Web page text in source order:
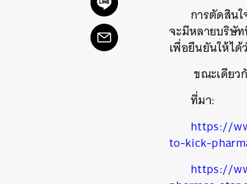
การตัดสิน
จะมีหลายบริษั
เพื่อยืนยันให้ได้
ขณะเดียว
ที่มา:
https://
to-kick-
https://